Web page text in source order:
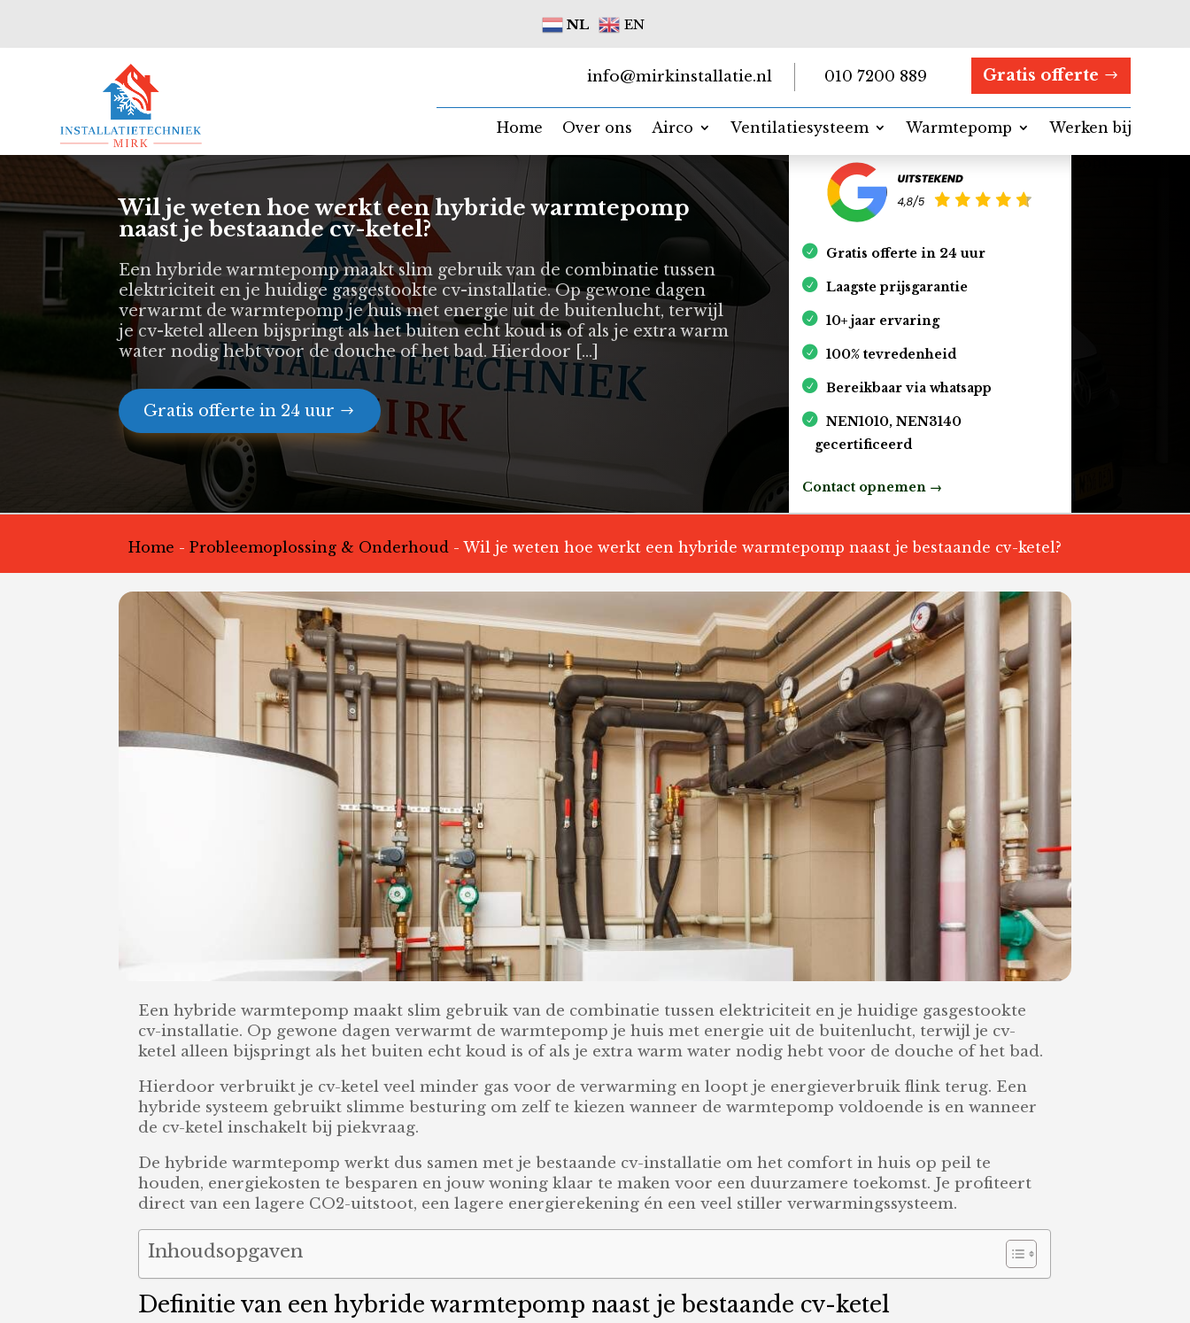
NL EN
Gratis offerte
010 7200 889
info@mirkinstallatie.nl
Home Over ons Airco Ventilatiesysteem Warmtepomp
Werken bij
Wil je weten hoe werkt een hybride warmtepomp
naast je bestaande cv-ketel?
Een hybride warmtepomp maakt slim gebruik van de combinatie tussen
elektriciteit en je huidige gasgestookte cv-installatie. Op gewone dagen
verwarmt de warmtepomp je huis met energie uit de buitenlucht, terwijl
je cv-ketel alleen bijspringt als het buiten echt koud is of als je extra warm
water nodig hebt voor de douche of het bad. Hierdoor […]
Gratis offerte in 24 uur
Gratis offerte in 24 uur
Laagste prijsgarantie
10+ jaar ervaring
100% tevredenheid
Bereikbaar via whatsapp
NEN1010, NEN3140
gecertificeerd
Contact opnemen →
Home - Probleemoplossing & Onderhoud - Wil je weten hoe werkt een hybride warmtepomp naast je bestaande cv-ketel?
Een hybride warmtepomp maakt slim gebruik van de combinatie tussen elektriciteit en je huidige gasgestookte
cv-installatie. Op gewone dagen verwarmt de warmtepomp je huis met energie uit de buitenlucht, terwijl je cv-
ketel alleen bijspringt als het buiten echt koud is of als je extra warm water nodig hebt voor de douche of het bad.
Hierdoor verbruikt je cv-ketel veel minder gas voor de verwarming en loopt je energieverbruik flink terug. Een
hybride systeem gebruikt slimme besturing om zelf te kiezen wanneer de warmtepomp voldoende is en wanneer
de cv-ketel inschakelt bij piekvraag.
De hybride warmtepomp werkt dus samen met je bestaande cv-installatie om het comfort in huis op peil te
houden, energiekosten te besparen en jouw woning klaar te maken voor een duurzamere toekomst. Je profiteert
direct van een lagere CO2-uitstoot, een lagere energierekening én een veel stiller verwarmingssysteem.
Inhoudsopgaven
Definitie van een hybride warmtepomp naast je bestaande cv-ketel